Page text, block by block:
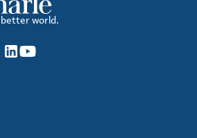
world.
LinkedIn
YouTube